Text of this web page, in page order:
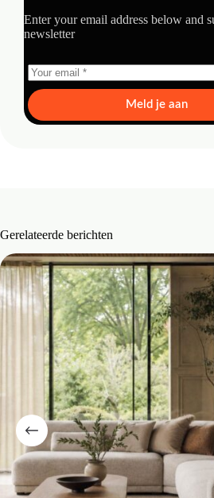
Enter your email address below and
newsletter
Meld je aan
Gerelateerde berichten